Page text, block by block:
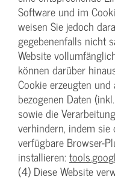
Software und im
weisen Sie jedoch
gegebenenfalls nicht
Website
können darüber
Cookie erzeugten
bezogenen Daten
sowie die
verhindern, indem
verfügbare Browser-
installieren:
(4) Diese Website